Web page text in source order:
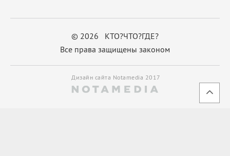
© 2026 КТО?ЧТО?ГДЕ?
Все права защищены законом
Дизайн сайта Notamedia 2017